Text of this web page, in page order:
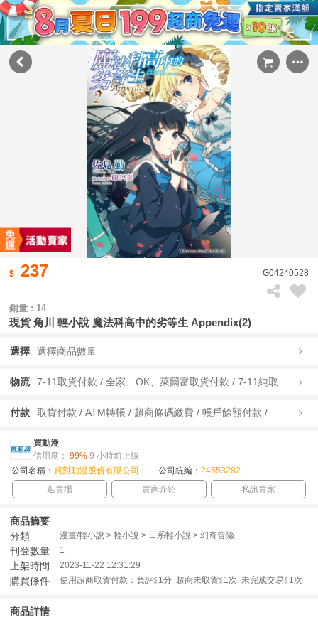
237 G04240528
銷量 : 14
現貨 角川 輕小說 魔法科高中的劣等生 Appendix(2)
選擇 選擇商品數量
物流
付款 取貨付款 / ATM轉帳 / 超商條碼繳費 / 帳戶餘額付款 /
買動漫
信用度： 99% 9 小時前上線
公司名稱： 買對動漫股份有限公司 公司統編： 24553282
逛賣場
賣家介紹 私訊賣家
商品摘要
分類
漫畫/輕小說 > 輕小說 > 日系輕小說 > 幻奇冒險
刊登數量 1
上架時間 2023-11-22 12:31:29
購買條件 使用超商取貨付款：負評≦1分 超商未取貨≦1次 未完成交易≦1次
商品詳情